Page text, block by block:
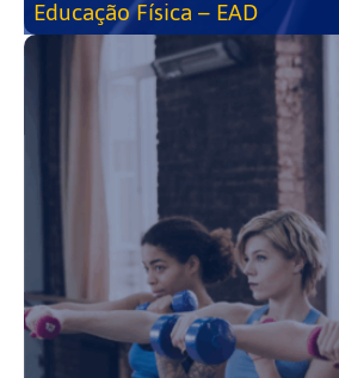
Educação Física – EAD